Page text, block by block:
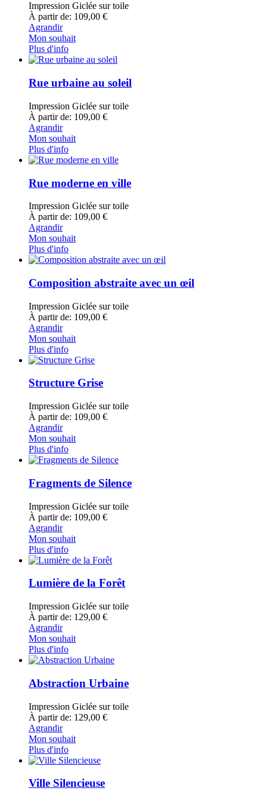
Impression Giclée sur toile
À partir de: 109,00 €
Agrandir
Mon souhait
Plus d'info
Rue urbaine au soleil
Impression Giclée sur toile
À partir de: 109,00 €
Agrandir
Mon souhait
Plus d'info
Rue moderne en ville
Impression Giclée sur toile
À partir de: 109,00 €
Agrandir
Mon souhait
Plus d'info
Composition abstraite avec un œil
Impression Giclée sur toile
À partir de: 109,00 €
Agrandir
Mon souhait
Plus d'info
Structure Grise
Impression Giclée sur toile
À partir de: 109,00 €
Agrandir
Mon souhait
Plus d'info
Fragments de Silence
Impression Giclée sur toile
À partir de: 109,00 €
Agrandir
Mon souhait
Plus d'info
Lumière de la Forêt
Impression Giclée sur toile
À partir de: 129,00 €
Agrandir
Mon souhait
Plus d'info
Abstraction Urbaine
Impression Giclée sur toile
À partir de: 129,00 €
Agrandir
Mon souhait
Plus d'info
Ville Silencieuse